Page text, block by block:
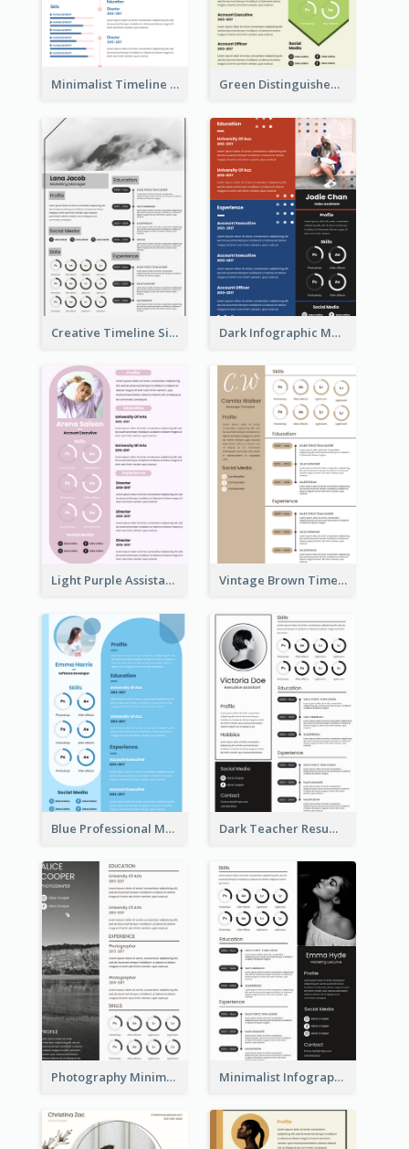
Minimalist Timeline Medical Student Resume Green Distinguished Resume
Creative Timeline Simple Resume Dark Infographic Marketing Assistant Resume
Light Purple Assistant Resume Vintage Brown Timeline Resume
Blue Professional Marketing Resume Dark Teacher Resume
Photography Minimalist Design Resume Minimalist Infographic Resume